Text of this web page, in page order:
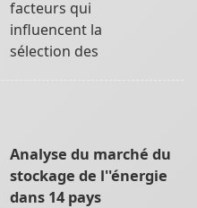
facteurs qui
influencent la
sélection des
Analyse du marché du
stockage de l''énergie
dans 14 pays